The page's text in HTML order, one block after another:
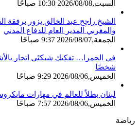
السبت,2026/08/08 10:30 صباحًا
الشيخ راجح عبد الخالق يزور برفقة
والمغربي المدير العام للدفاع المدني
الجمعة,2026/08/07 9:37 صباحًا
شخصًا
الخميس,2026/08/06 9:29 صباحًا
لبنان بطلاً للعالم في مهارات
الخميس,2026/08/06 7:57 صباحًا
رياضة